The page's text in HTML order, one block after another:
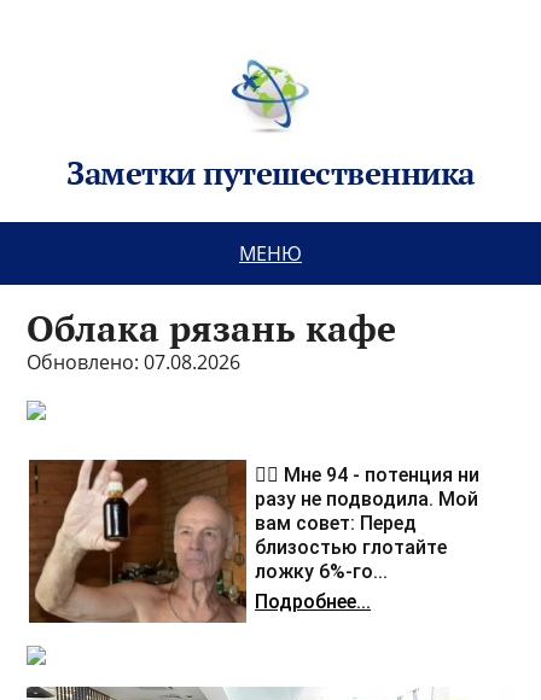
Заметки путешественника
МЕНЮ
Облака рязань кафе
Обновлено: 07.08.2026
❤️‍🔥 Мне 94 - потенция ни
разу не подводила. Мой
вам совет: Перед
близостью глотайте
ложку 6%-го...
Подробнее...